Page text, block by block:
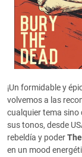
¡Un formidable y
volvemos a las
cualquier tema sino
sus tonos, desde
rebeldía y poder
en un mood